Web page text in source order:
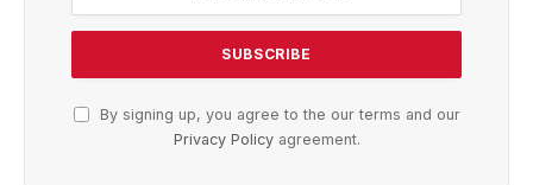
By signing up, you agree to the our terms and our
Privacy Policyagreement.